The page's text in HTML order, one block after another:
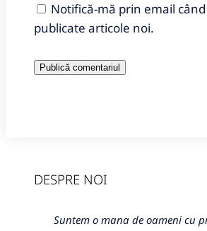
Notifică-mă prin email
publicate articole noi.
DESPRE NOI
Suntem o mana de oameni cu